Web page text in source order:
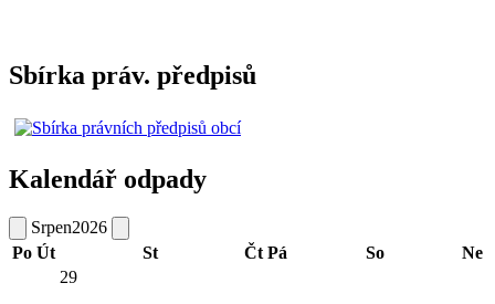
Sbírka práv. předpisů
Kalendář odpady
Srpen2026
Po Út St Čt Pá So Ne
29